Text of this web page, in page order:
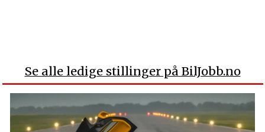
Se alle ledige stillinger på BilJobb.no